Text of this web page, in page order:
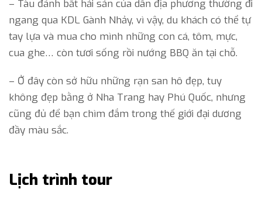
– Tàu đánh bắt hải sản của dân địa phương thường đi
ngang qua KDL Gành Nhảy, vì vậy, du khách có thể tự
tay lựa và mua cho mình những con cá, tôm, mực,
cua ghe… còn tươi sống rồi nướng BBQ ăn tại chỗ.
– Ở đây còn sở hữu những rạn san hô đẹp, tuy
không đẹp bằng ở Nha Trang hay Phú Quốc, nhưng
cũng đủ để bạn chìm đắm trong thế giới đại dương
đầy màu sắc.
Lịch trình tour